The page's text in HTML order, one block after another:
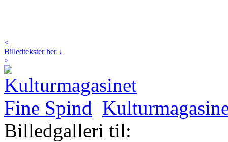
<
Billedtekster her ↓
>
Billedgalleri til: